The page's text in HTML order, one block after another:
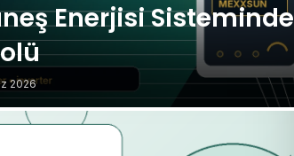
Enerjisi Sisteminde
2026